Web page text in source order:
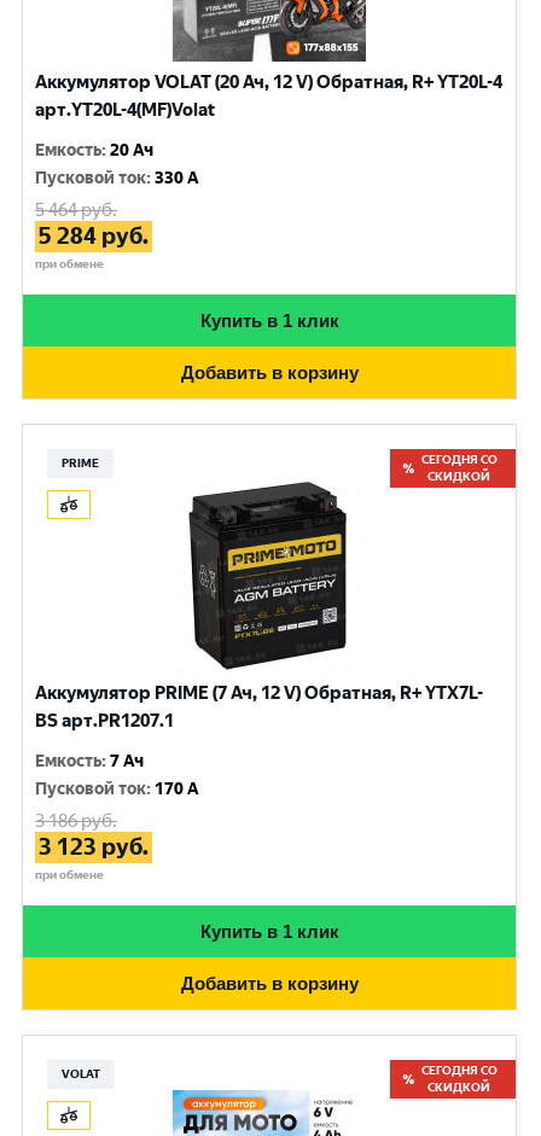
Аккумулятор VOLAT (20 Ач, 12 V) Обратная, R+ YT20L-4
арт.YT20L-4(MF)Volat
Емкость:20 Ач
Пусковой ток:330 A
5 464руб.
5 284 руб.
при обмене
Купить в 1 клик
Добавить в корзину
PRIME
СЕГОДНЯ СО
СКИДКОЙ
Аккумулятор PRIME (7 Ач, 12 V) Обратная, R+ YTX7L-
BS арт.PR1207.1
Емкость:7 Ач
Пусковой ток: 170 A
3 186руб.
3 123 руб.
при обмене
Купить в 1 клик
Добавить в корзину
VOLAT
СЕГОДНЯ СО
СКИДКОЙ